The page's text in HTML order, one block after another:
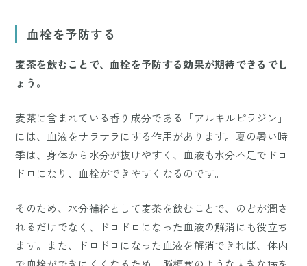
血栓を予防する
麦茶を飲むことで、血栓を予防する効果が期待できるでし
ょう。
麦茶に含まれている香り成分である「アルキルピラジン」
には、血液をサラサラにする作用があります。夏の暑い時
季は、身体から水分が抜けやすく、血液も水分不足でドロ
ドロになり、血栓ができやすくなるのです。
そのため、水分補給として麦茶を飲むことで、のどが潤さ
れるだけでなく、ドロドロになった血液の解消にも役立ち
ます。また、ドロドロになった血液を解消できれば、体内